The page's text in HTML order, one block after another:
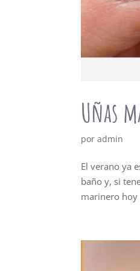
Uñas
poradmin
El verano ya
baño y, si
marinero hoy